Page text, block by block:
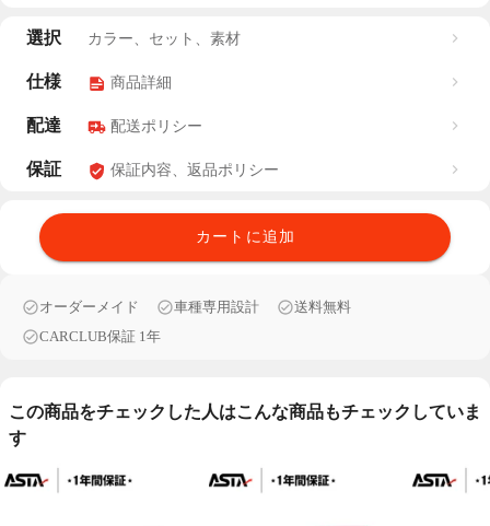
選択 カラー、セット、素材
仕様 商品詳細
配達 配送ポリシー
保証 保証内容、返品ポリシー
カートに追加
オーダーメイド 車種専用設計
送料無料
CARCLUB保証 1年
この商品をチェックした人はこんな商品もチェックしていま
す